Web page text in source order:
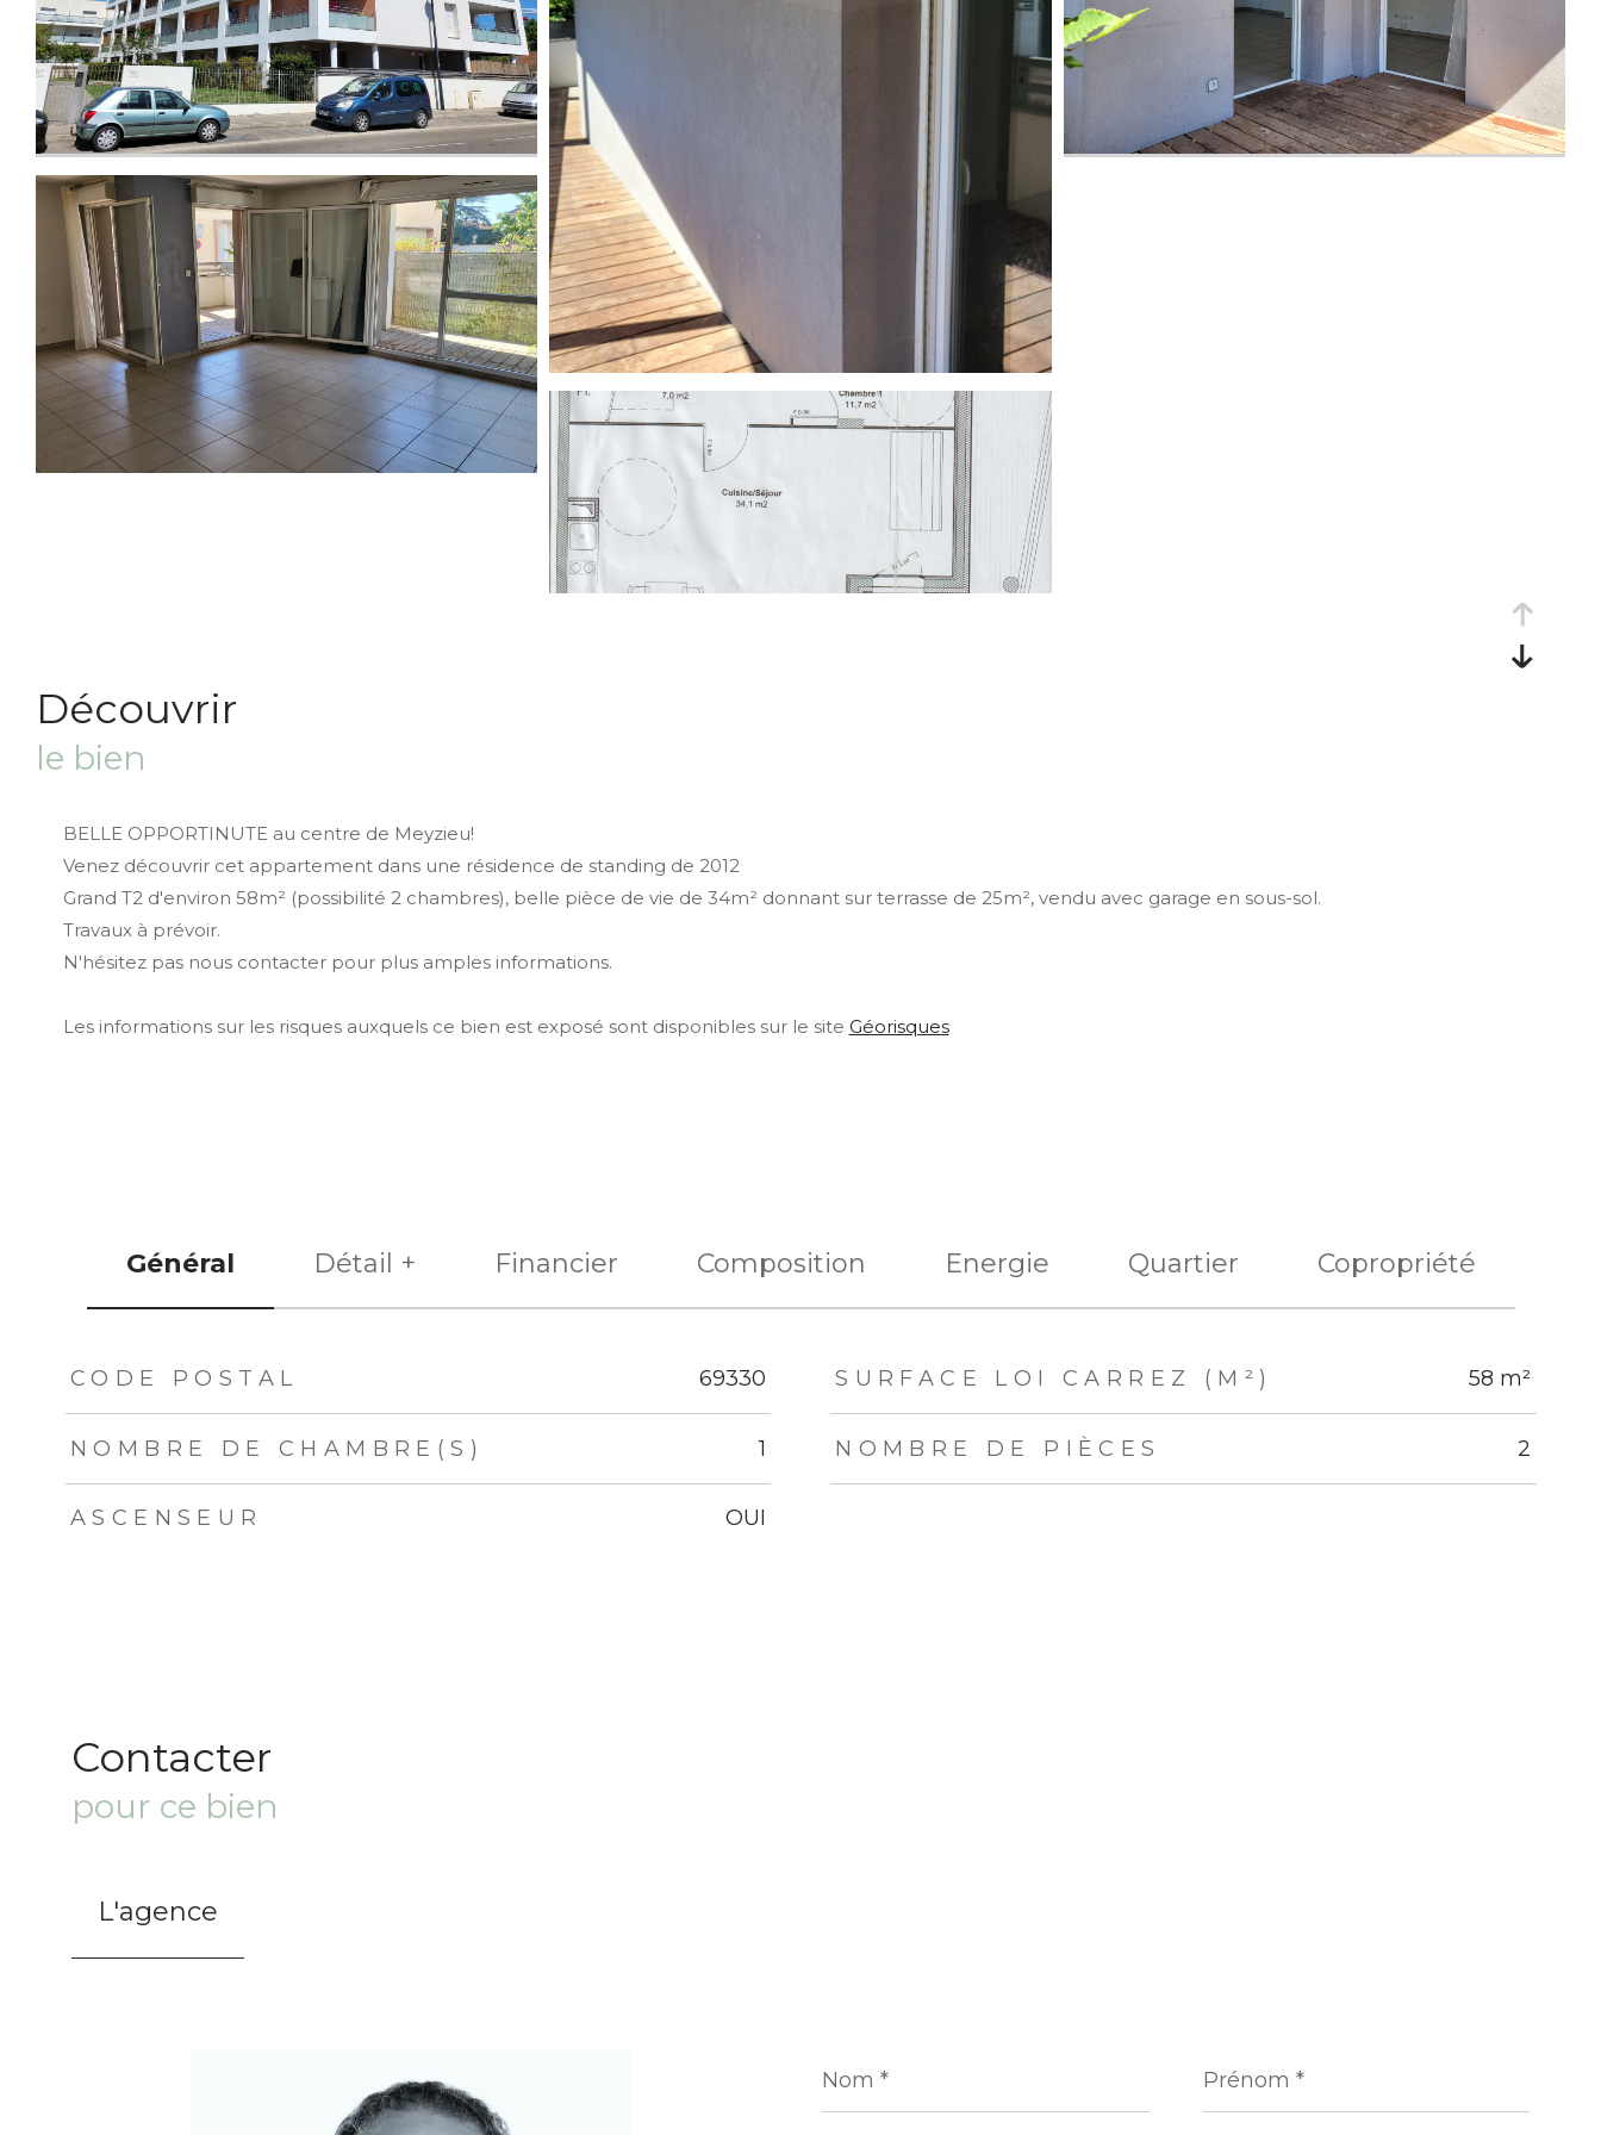
découvrir
le bien
BELLE OPPORTINUTE au centre de Meyzieu!
Venez découvrir cet appartement dans une résidence de standing de 2012
Grand T2 d'environ 58m² (possibilité 2 chambres), belle pièce de vie de 34m² donnant sur terrasse de 25m², vendu avec garage en sous-sol.
Travaux à prévoir.
N'hésitez pas nous contacter pour plus amples informations.
Les informations sur les risques auxquels ce bien est exposé sont disponibles sur le site Géorisques
Général Détail + Financier Composition Energie Quartier Copropriété
TRAD_ZEPHYR_Caracteristique
CODE POSTAL 69330 SURFACE LOI CARREZ (M²) 58 m²
NOMBRE DE CHAMBRE(S) 1 NOMBRE DE PIÈCES 2
ASCENSEUR OUI
Contacter
pour ce bien
L'agence
* *